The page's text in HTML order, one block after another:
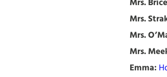
Mrs.
Mrs.
Mrs.
Mrs.
Emma: